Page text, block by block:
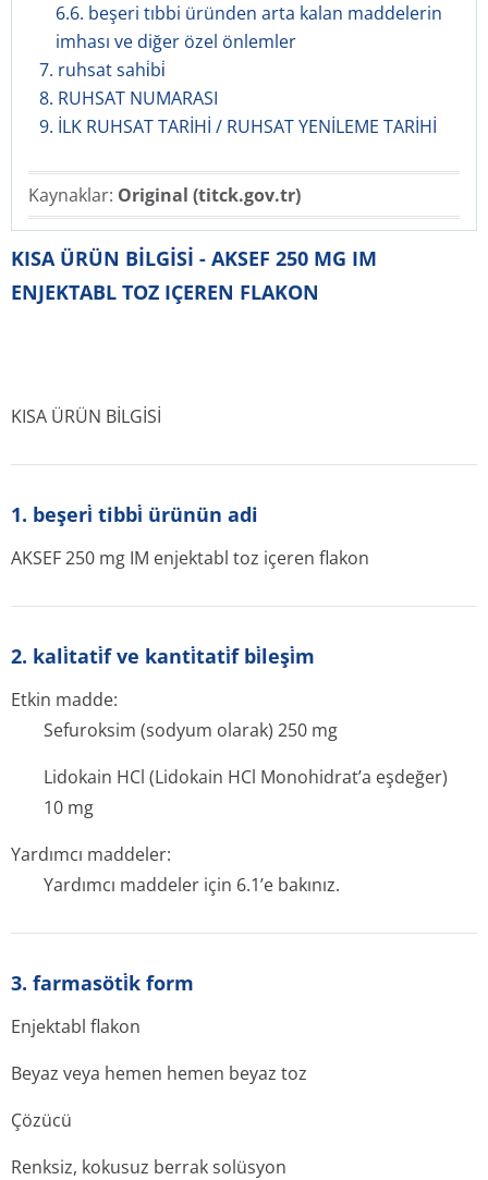
6.6. beşeri tıbbi üründen arta kalan maddelerin
imhası ve diğer özel önlemler
7. ruhsat sahi̇bi̇
8. RUHSAT NUMARASI
9. İLK RUHSAT TARİHİ / RUHSAT YENİLEME TARİHİ
Kaynaklar: Original (titck.gov.tr)
KISA ÜRÜN BİLGİSİ - AKSEF 250 MG IM
ENJEKTABL TOZ IÇEREN FLAKON
KISA ÜRÜN BİLGİSİ
1. beşeri̇ tibbi̇ ürünün adi
AKSEF 250 mg IM enjektabl toz içeren flakon
2. kali̇tati̇f ve kanti̇tati̇f bi̇leşi̇m
Etkin madde:
Sefuroksim (sodyum olarak) 250 mg
Lidokain HCl (Lidokain HCl Monohidrat’a eşdeğer)
10 mg
Yardımcı maddeler:
Yardımcı maddeler için 6.1’e bakınız.
3. farmasöti̇k form
Enjektabl flakon
Beyaz veya hemen hemen beyaz toz
Çözücü
Renksiz, kokusuz berrak solüsyon